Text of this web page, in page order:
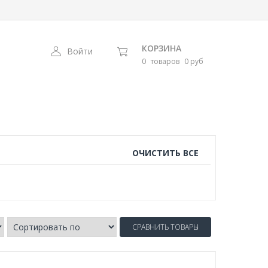
Войти КОРЗИНА
0 товаров 0 руб
ОЧИСТИТЬ ВСЕ
СРАВНИТЬ ТОВАРЫ